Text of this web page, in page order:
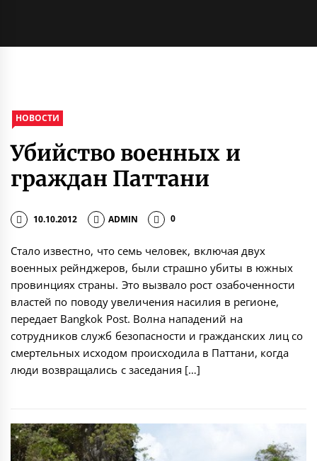
НОВОСТИ
Убийство военных и
граждан Паттани
10.10.2012 ADMIN 0
Стало известно, что семь человек, включая двух
военных рейнджеров, были страшно убиты в южных
провинциях страны. Это вызвало рост озабоченности
властей по поводу увеличения насилия в регионе,
передает Bangkok Post. Волна нападений на
сотрудников служб безопасности и гражданских лиц со
смертельных исходом происходила в Паттани, когда
люди возвращались с заседания […]